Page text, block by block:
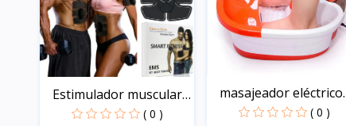
Estimulador muscular
EM...
( 0 )
masajeador eléctrico
pa...
( 0 )